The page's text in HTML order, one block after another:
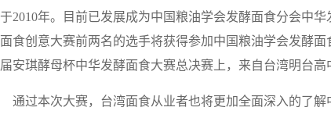
于2010年。目前已发展成为中国粮油学会发酵面食分会中
面食创意大赛前两名的选手将获得参加中国粮油学会发酵
届安琪酵母杯中华发酵面食大赛总决赛上，来自台湾明台高
通过本次大赛，台湾面食从业者也将更加全面深入的了